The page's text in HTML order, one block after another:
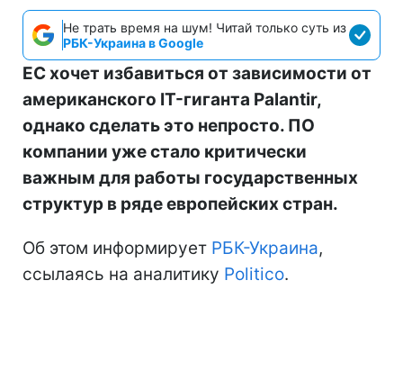
Не трать время на шум! Читай только суть из
РБК-Украина в Google
ЕС хочет избавиться от зависимости от
американского IT-гиганта Palantir,
однако сделать это непросто. ПО
компании уже стало критически
важным для работы государственных
структур в ряде европейских стран.
Об этом информирует РБК-Украина,
ссылаясь на аналитику Politico.